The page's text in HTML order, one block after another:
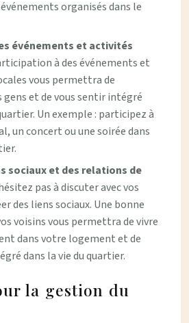
organisés dans le
événements et activités
à des événements et
vous permettra de
gens et de vous sentir intégré
Un exemple : participez à
un concert ou une soirée dans
sociaux et des relations de
pas à discuter avec vos
des liens sociaux. Une bonne
voisins vous permettra de vivre
dans votre logement et de
dans la vie du quartier.
la gestion du